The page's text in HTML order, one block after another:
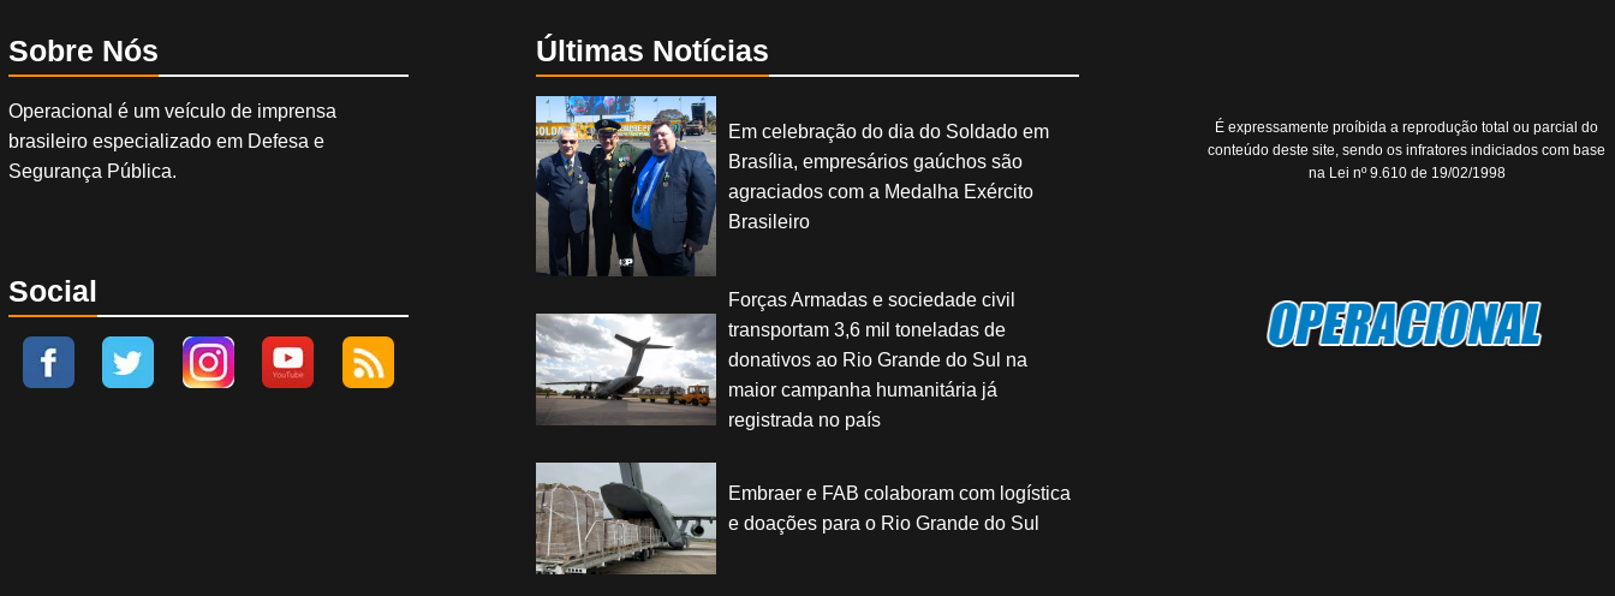
Sobre Nós
Operacional é um veículo de imprensa
brasileiro especializado em Defesa e
Segurança Pública.
Social
Últimas Notícias
Em celebração do dia do Soldado em
Brasília, empresários gaúchos são
agraciados com a Medalha Exército
Brasileiro
Forças Armadas e sociedade civil
transportam 3,6 mil toneladas de
donativos ao Rio Grande do Sul na
maior campanha humanitária já
registrada no país
Embraer e FAB colaboram com logística
e doações para o Rio Grande do Sul
É expressamente proíbida a reprodução total ou parcial do
conteúdo deste site, sendo os infratores indiciados com base
na Lei nº 9.610 de 19/02/1998